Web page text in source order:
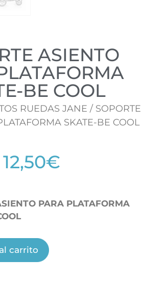
ASIENTO
BE COOL
RUEDAS JANE / SOPORTE
SKATE-BE COOL
12,50€
PARA PLATAFORMA
carrito